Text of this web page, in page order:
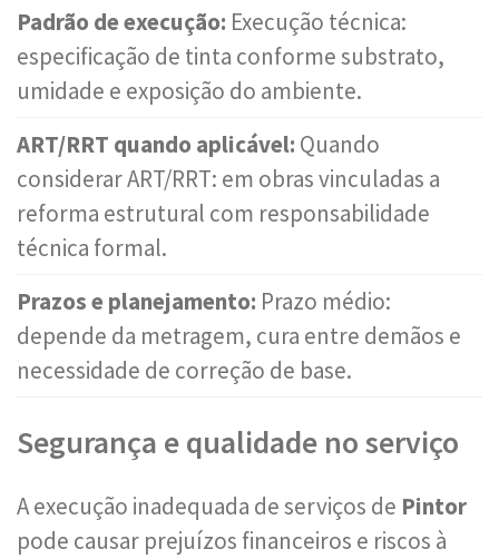
Padrão de execução: Execução técnica:
especificação de tinta conforme substrato,
umidade e exposição do ambiente.
ART/RRT quando aplicável: Quando
considerar ART/RRT: em obras vinculadas a
reforma estrutural com responsabilidade
técnica formal.
Prazos e planejamento: Prazo médio:
depende da metragem, cura entre demãos e
necessidade de correção de base.
Segurança e qualidade no serviço
A execução inadequada de serviços de Pintor
pode causar prejuízos financeiros e riscos à